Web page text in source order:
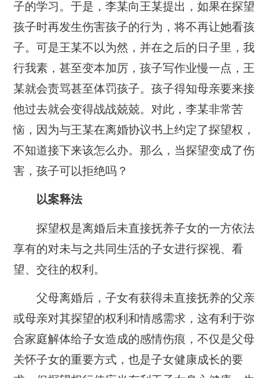
子的学习。于是，李某向王某提出，如果在探望
孩子时再发生伤害孩子的行为，将不再让她看孩
子。可是王某不以为然，并在之后的日子里，我
行我素，甚至变本加厉，孩子写作业慢一点，王
某就会责骂甚至体罚孩子。孩子得知母亲要来接
他过去就会变得战战兢兢。对此，李某非常苦
恼，因为与王某在离婚协议书上约定了探望权，
不知道接下来该怎么办。那么，当探望变成了伤
害，孩子可以拒绝吗？
以案释法
探望权是离婚后未直接抚养子女的一方依法
享有的对未与之共同生活的子女进行探视、看
望、交往的权利。
父母离婚后，子女有获得未直接抚养的父亲
或母亲对其探望的权利和情感需求，这有利于弥
合家庭解体给子女造成的感情伤痕，不仅是父母
关怀子女的重要方式，也是子女健康成长的要